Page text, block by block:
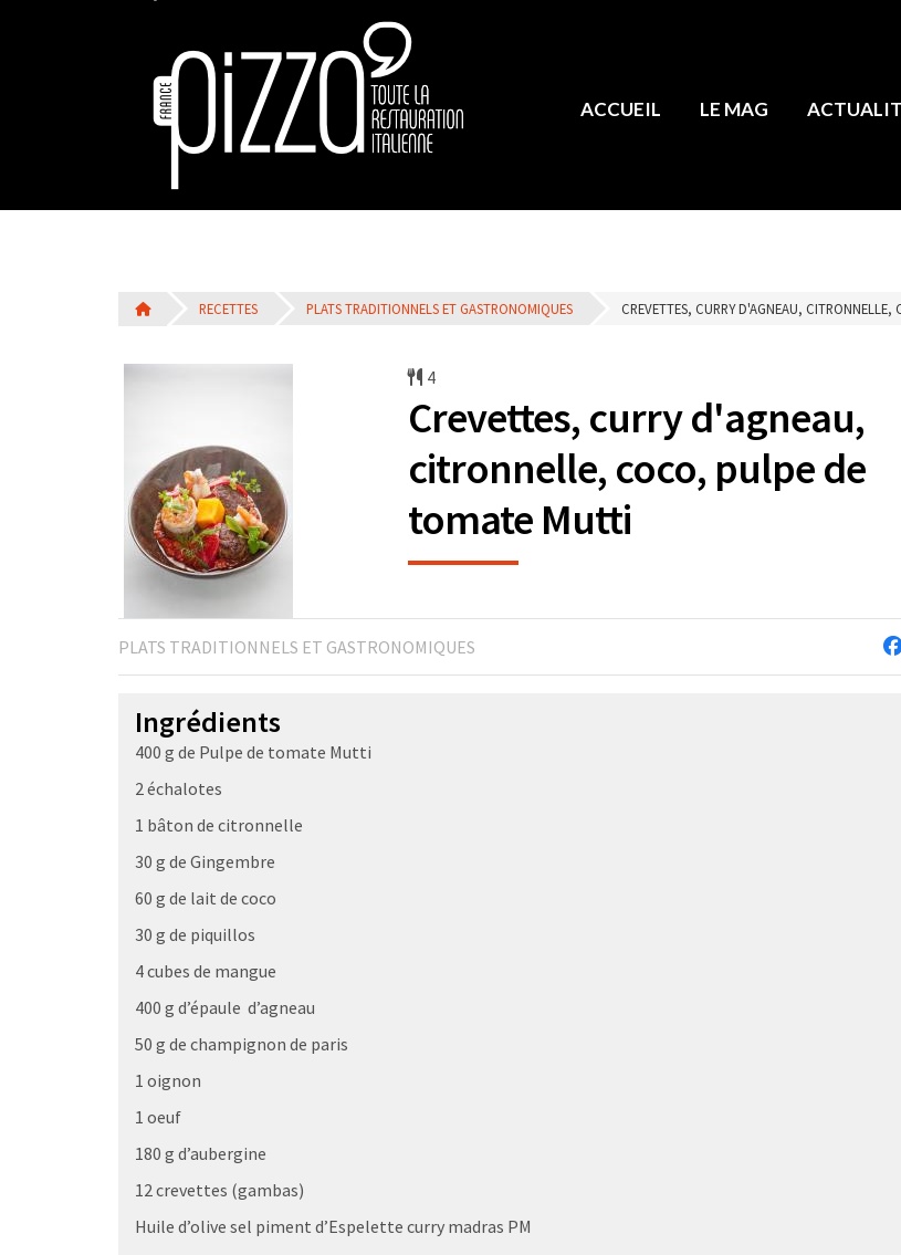
ACCUEIL LE MAG
RECETTES PLATS TRADITIONNELS ET GASTRONOMIQUES CREVETTES, CURRY D'AGNEAU,
4
Crevettes, curry d'agneau,
citronnelle, coco, pulpe de
tomate Mutti
PLATS TRADITIONNELS ET GASTRONOMIQUES
Ingrédients
400 g de Pulpe de tomate Mutti
2 échalotes
1 bâton de citronnelle
30 g de Gingembre
60 g de lait de coco
30 g de piquillos
4 cubes de mangue
400 g d’épaule d’agneau
50 g de champignon de paris
1 oignon
1 oeuf
180 g d’aubergine
12 crevettes (gambas)
Huile d’olive sel piment d’Espelette curry madras PM